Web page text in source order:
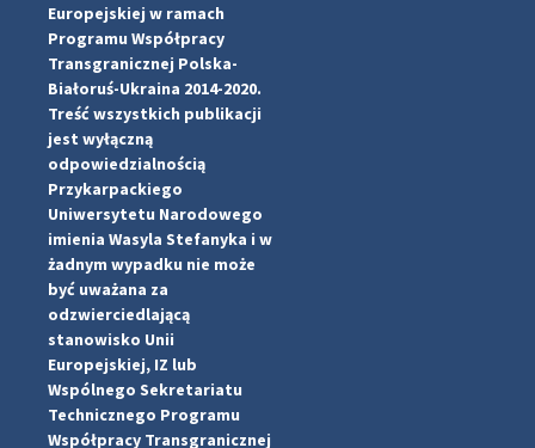
Europejskiej w ramach
Programu Współpracy
Transgranicznej Polska-
Białoruś-Ukraina 2014-2020.
Treść wszystkich publikacji
jest wyłączną
odpowiedzialnością
Przykarpackiego
Uniwersytetu Narodowego
imienia Wasyla Stefanyka i w
żadnym wypadku nie może
być uważana za
odzwierciedlającą
stanowisko Unii
Europejskiej, IZ lub
Wspólnego Sekretariatu
Technicznego Programu
Współpracy Transgranicznej